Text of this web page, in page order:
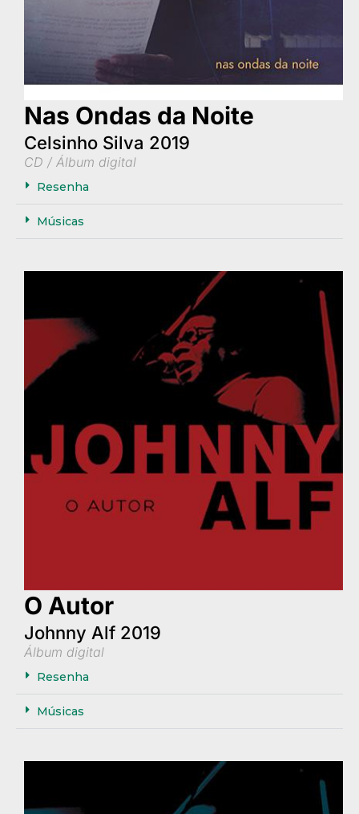
Nas Ondas da Noite
Celsinho Silva 2019
CD / Álbum digital
Resenha
Músicas
O Autor
Johnny Alf 2019
Álbum digital
Resenha
Músicas